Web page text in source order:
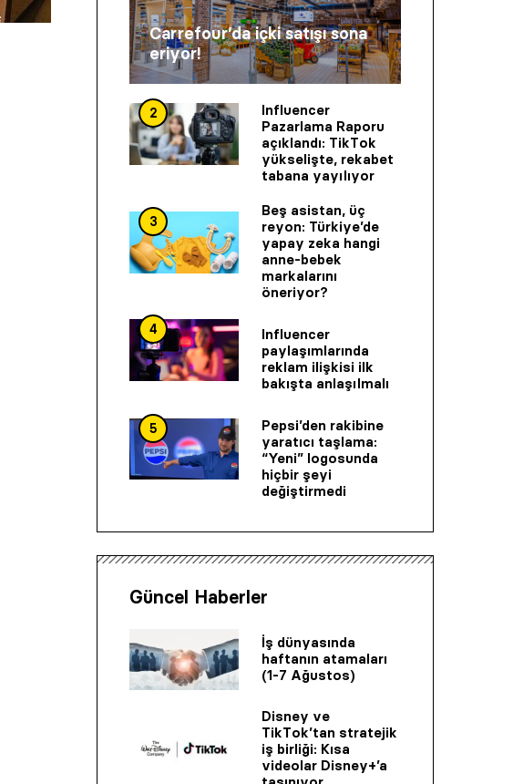
Carrefour’da içki satışı sona
eriyor!
2
Influencer
Pazarlama Raporu
açıklandı: TikTok
yükselişte, rekabet
tabana yayılıyor
3
Beş asistan, üç
reyon: Türkiye’de
yapay zeka hangi
anne-bebek
markalarını
öneriyor?
4
Influencer
paylaşımlarında
reklam ilişkisi ilk
bakışta anlaşılmalı
5
Pepsi’den rakibine
yaratıcı taşlama:
“Yeni” logosunda
hiçbir şeyi
değiştirmedi
Güncel Haberler
İş dünyasında
haftanın atamaları
(1-7 Ağustos)
Disney ve
TikTok’tan stratejik
iş birliği: Kısa
videolar Disney+’a